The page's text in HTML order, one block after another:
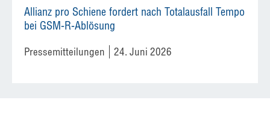
Allianz pro Schiene fordert nach Totalausfall Tempo
bei GSM-R-Ablösung
Pressemitteilungen 24. Juni 2026